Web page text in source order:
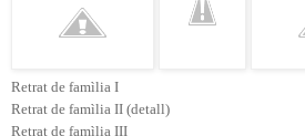
Retrat de famìlia I
Retrat de famìlia II (detall)
Retrat de famìlia III